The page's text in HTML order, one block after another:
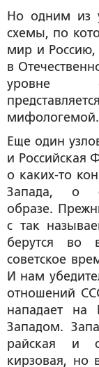
Но одним из
схемы, по
мир и Россию,
в
уровне
мифологемой.
Еще один
и Российская
о каких-то
Запада, о
образе.
с так
берутся во
советское
И нам
отношений
нападает на
Западом.
райская и
кирзовая, но